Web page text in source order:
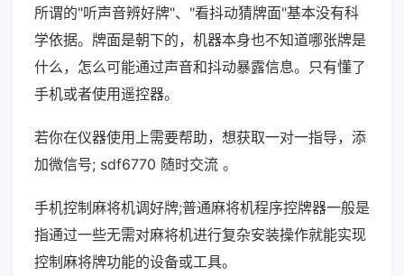
所谓的"听声音辨好牌"、"看抖动猜牌面"基本没有科
学依据。牌面是朝下的，机器本身也不知道哪张牌是
什么，怎么可能通过声音和抖动暴露信息。只有懂了
手机或者使用遥控器。
若你在仪器使用上需要帮助，想获取一对一指导，添
加微信号; sdf6770 随时交流 。
手机控制麻将机调好牌;普通麻将机程序控牌器一般是
指通过一些无需对麻将机进行复杂安装操作就能实现
控制麻将牌功能的设备或工具。